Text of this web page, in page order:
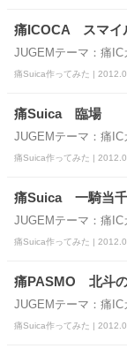
痛ICOCA スマイ
JUGEMテーマ：痛
痛Suica作ってみた |
痛Suica 臨場
JUGEMテーマ：痛
痛Suica作ってみた |
痛Suica 一騎当千
JUGEMテーマ：痛
痛Suica作ってみた |
痛PASMO 北斗
JUGEMテーマ：痛
痛Suica作ってみた |